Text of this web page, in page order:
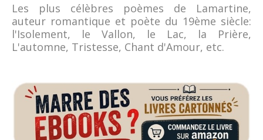
Les plus célèbres poèmes de Lamartine,
auteur romantique et poète du 19ème siècle:
l'Isolement, le Vallon, le Lac, la Prière,
L'automne, Tristesse, Chant d'Amour, etc.